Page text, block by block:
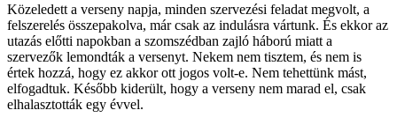
Közeledett a verseny napja, minden szervezési feladat megvolt, a
felszerelés összepakolva, már csak az indulásra vártunk. És ekkor az
utazás előtti napokban a szomszédban zajló háború miatt a
szervezők lemondták a versenyt. Nekem nem tisztem, és nem is
értek hozzá, hogy ez akkor ott jogos volt-e. Nem tehettünk mást,
elfogadtuk. Később kiderült, hogy a verseny nem marad el, csak
elhalasztották egy évvel.